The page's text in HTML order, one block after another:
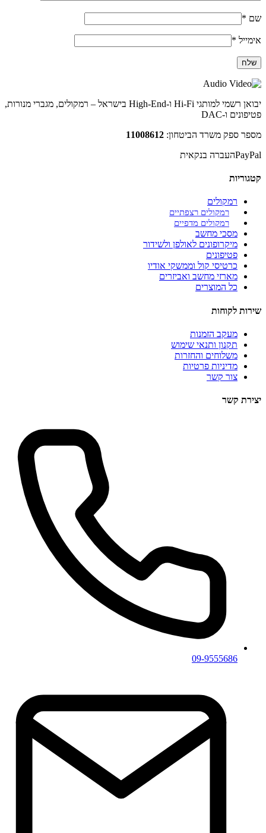
שם *
אימייל *
יבואן רשמי למותגי Hi-Fi ו-High-End בישראל – רמקולים, מגברי מנורות,
פטיפונים ו-DAC
מספר ספק משרד הביטחון: 11008612
PayPalהעברה בנקאית
קטגוריות
רמקולים
רמקולים רצפתיים
רמקולים מדפיים
מסכי מחשב
מיקרופונים לאולפן ולשידור
פטיפונים
כרטיסי קול וממשקי אודיו
מארזי מחשב ואביזרים
כל המוצרים
שירות לקוחות
מעקב הזמנות
תקנון ותנאי שימוש
משלוחים והחזרות
מדיניות פרטיות
צור קשר
יצירת קשר
09-9555686